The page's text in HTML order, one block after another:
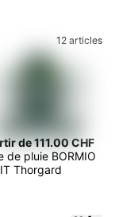
12 articles
de 111.00 CHF
de pluie BORMIO
Thorgard